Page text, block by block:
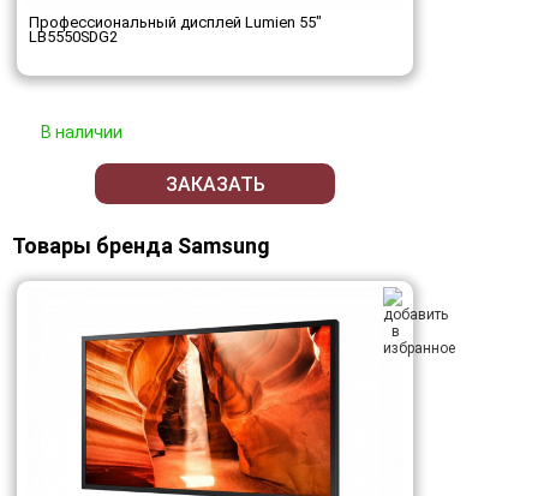
Профессиональный дисплей Lumien 55"
LB5550SDG2
В наличии
ЗАКАЗАТЬ
Товары бренда Samsung